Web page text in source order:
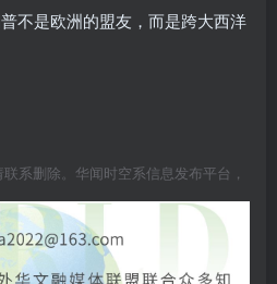
不是欧洲的盟友，而是跨大西洋
系删除。华闻时空系信息发布平台，